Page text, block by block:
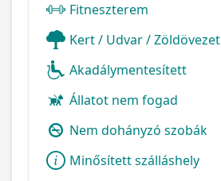
Fitneszterem
Kert / Udvar / Zöldövezet
Akadálymentesített
Állatot nem fogad
Nem dohányzó szobák
Minősített szálláshely